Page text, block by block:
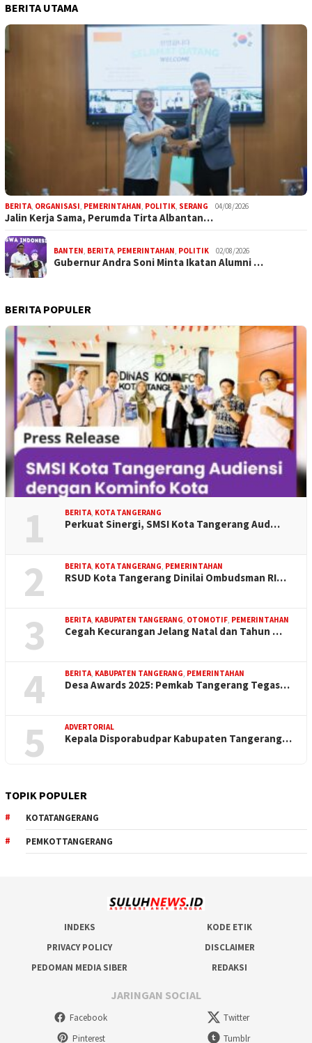
BERITA UTAMA
BERITA, ORGANISASI, PEMERINTAHAN, POLITIK, SERANG 04/08/2026
Jalin Kerja Sama, Perumda Tirta Albantan…
BANTEN, BERITA, PEMERINTAHAN, POLITIK 02/08/2026
Gubernur Andra Soni Minta Ikatan Alumni …
BERITA POPULER
1 BERITA, KOTA TANGERANG
Perkuat Sinergi, SMSI Kota Tangerang Aud…
2 BERITA, KOTA TANGERANG, PEMERINTAHAN
RSUD Kota Tangerang Dinilai Ombudsman RI…
3 BERITA, KABUPATEN TANGERANG, OTOMOTIF, PEMERINTAHAN
Cegah Kecurangan Jelang Natal dan Tahun …
4 BERITA, KABUPATEN TANGERANG, PEMERINTAHAN
Desa Awards 2025: Pemkab Tangerang Tegas…
5 ADVERTORIAL
Kepala Disporabudpar Kabupaten Tangerang…
TOPIK POPULER
KOTATANGERANG
PEMKOTTANGERANG
INDEKS
KODE ETIK
PRIVACY POLICY
DISCLAIMER
PEDOMAN MEDIA SIBER
REDAKSI
JARINGAN SOCIAL
Facebook
Twitter
Pinterest
Tumblr